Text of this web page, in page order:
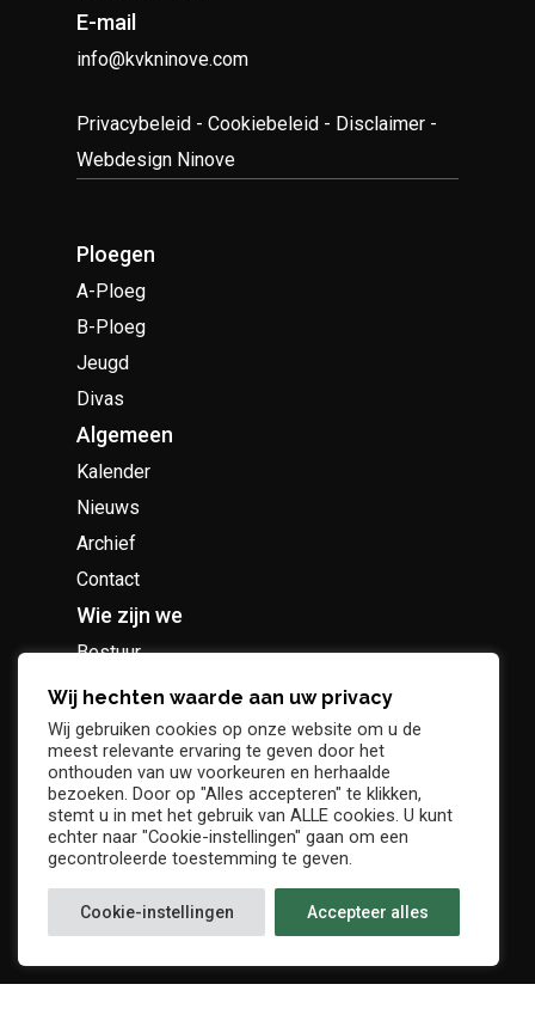
E-mail
info@kvkninove.com
Privacybeleid -Cookiebeleid - Disclaimer -
Webdesign Ninove
Ploegen
A-Ploeg
B-Ploeg
Jeugd
Divas
Algemeen
Kalender
Nieuws
Archief
Contact
Wie zijn we
Bestuur
Geschiedenis
Supportersclub
Socio Business Club
Wij hechten waarde aan uw privacy
Wij gebruiken cookies op onze website om u de
meest relevante ervaring te geven door het
onthouden van uw voorkeuren en herhaalde
bezoeken. Door op "Alles accepteren" te klikken,
stemt u in met het gebruik van ALLE cookies. U kunt
echter naar "Cookie-instellingen" gaan om een
gecontroleerde toestemming te geven.
Cookie-instellingen Accepteer alles